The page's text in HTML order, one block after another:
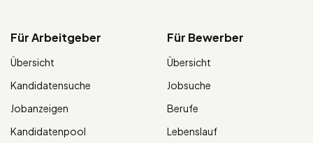
Für Arbeitgeber
Übersicht
Kandidatensuche
Jobanzeigen
Kandidatenpool
Für Bewerber
Übersicht
Jobsuche
Berufe
Lebenslauf